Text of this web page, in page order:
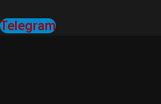
Telegram